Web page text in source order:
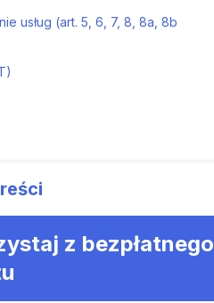
usług (art. 5, 6, 7, 8, 8a, 8b
z bezpłatnego